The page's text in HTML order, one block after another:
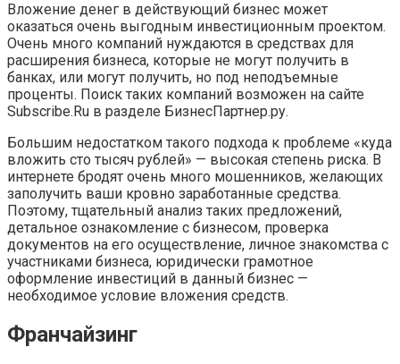
Вложение денег в действующий бизнес может
оказаться очень выгодным инвестиционным проектом.
Очень много компаний нуждаются в средствах для
расширения бизнеса, которые не могут получить в
банках, или могут получить, но под неподъемные
проценты. Поиск таких компаний возможен на сайте
Subscribe.Ru в разделе БизнесПартнер.ру.
Большим недостатком такого подхода к проблеме «куда
вложить сто тысяч рублей» — высокая степень риска. В
интернете бродят очень много мошенников, желающих
заполучить ваши кровно заработанные средства.
Поэтому, тщательный анализ таких предложений,
детальное ознакомление с бизнесом, проверка
документов на его осуществление, личное знакомства с
участниками бизнеса, юридически грамотное
оформление инвестиций в данный бизнес —
необходимое условие вложения средств.
Франчайзинг